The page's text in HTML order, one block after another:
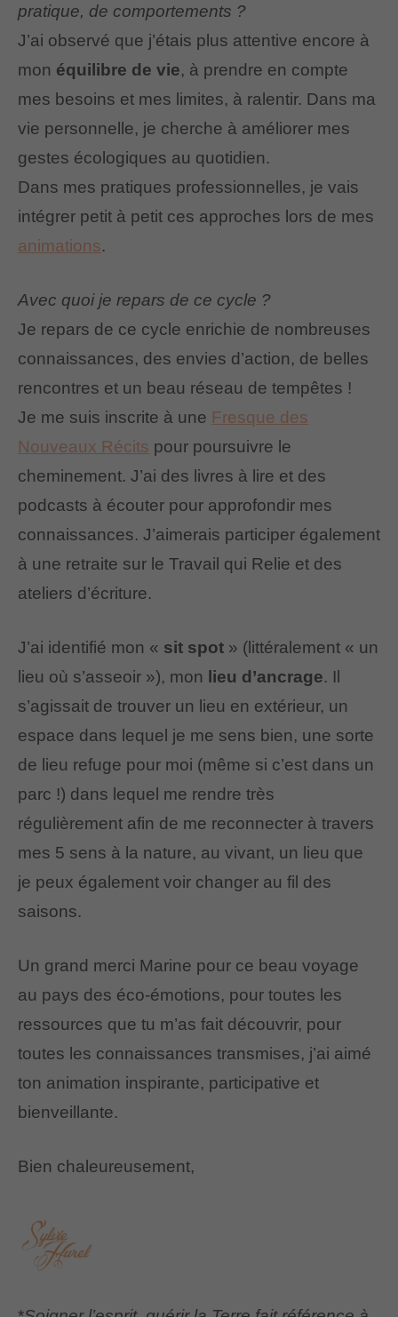
pratique, de comportements ?
J’ai observé que j’étais plus attentive encore à
mon équilibre de vie, à prendre en compte
mes besoins et mes limites, à ralentir. Dans ma
vie personnelle, je cherche à améliorer mes
gestes écologiques au quotidien.
Dans mes pratiques professionnelles, je vais
intégrer petit à petit ces approches lors de mes
animations.
Avec quoi je repars de ce cycle ?
Je repars de ce cycle enrichie de nombreuses
connaissances, des envies d’action, de belles
rencontres et un beau réseau de tempêtes !
Je me suis inscrite à une Fresque des
Nouveaux Récits pour poursuivre le
cheminement. J’ai des livres à lire et des
podcasts à écouter pour approfondir mes
connaissances. J’aimerais participer également
à une retraite sur le Travail qui Relie et des
ateliers d’écriture.
J’ai identifié mon « sit spot » (littéralement « un
lieu où s’asseoir »), mon
lieu d’ancrage. Il
s’agissait de trouver un lieu en extérieur, un
espace dans lequel je me sens bien, une sorte
de lieu refuge pour moi (même si c’est dans un
parc !) dans lequel me rendre très
régulièrement afin de me reconnecter à travers
mes 5 sens à la nature, au vivant, un lieu que
je peux également voir changer au fil des
saisons.
Un grand merci Marine pour ce beau voyage
au pays des éco-émotions, pour toutes les
ressources que tu m’as fait découvrir, pour
toutes les connaissances transmises, j’ai aimé
ton animation inspirante, participative et
bienveillante.
Bien chaleureusement,